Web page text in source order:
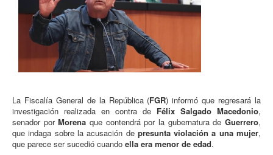
La Fiscalía General de la República (FGR) informó que regresará la
investigación realizada en contra de Félix Salgado Macedonio,
senador porMorena que contendrá por la gubernatura deGuerrero,
que indaga sobre la acusación de presunta violación a una mujer,
que parece ser sucedió cuando ella era menor de edad.